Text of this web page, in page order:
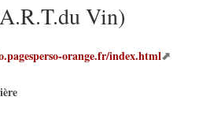
Vin)
orange.fr/index.html